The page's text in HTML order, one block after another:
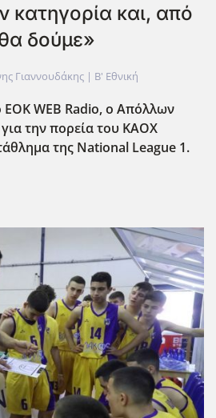
κατηγορία και, από
θα δούμε»
Γιαννουδάκης | Β' Εθνική
WEB Radio, ο Απόλλων
την πορεία του ΚΑΟΧ
της National League 1.